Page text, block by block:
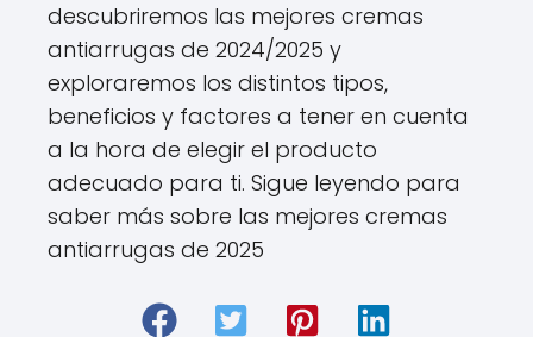
descubriremos las mejores cremas
antiarrugas de 2024/2025 y
exploraremos los distintos tipos,
beneficios y factores a tener en cuenta
a la hora de elegir el producto
adecuado para ti. Sigue leyendo para
saber más sobre las mejores cremas
antiarrugas de 2025